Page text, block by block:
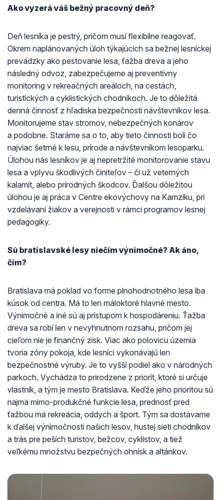
Ako vyzerá váš bežný pracovný deň?
Deň lesníka je pestrý, pričom musí flexibilne reagovať.
Okrem naplánovaných úloh týkajúcich sa bežnej lesníckej
prevádzky ako pestovanie lesa, ťažba dreva a jeho
následný odvoz, zabezpečujeme aj preventívny
monitoring v rekreačných areáloch, na cestách,
turistických a cyklistických chodníkoch. Je to dôležitá
denná činnosť z hľadiska bezpečnosti návštevníkov lesa.
Monitorujeme stav stromov, nebezpečných konárov
a podobne. Staráme sa o to, aby tieto činnosti boli čo
najviac šetrné k lesu, prírode a návštevníkom lesoparku.
Úlohou nás lesníkov je aj nepretržité monitorovanie stavu
lesa a vplyvu škodlivých činiteľov – či už veterných
kalamít, alebo prírodných škodcov. Ďalšou dôležitou
úlohou je aj práca v Centre ekovýchovy na Kamzíku, pri
vzdelávaní žiakov a verejnosti v rámci programov lesnej
pedagogiky.
Sú bratislavské lesy niečím výnimočné? Ak áno,
čím?
Bratislava má poklad vo forme plnohodnotného lesa iba
kúsok od centra. Má to len máloktoré hlavné mesto.
Výnimočné a iné sú aj prístupom k hospodáreniu. Ťažba
dreva sa robí len v nevyhnutnom rozsahu, pričom jej
cieľom nie je finančný zisk. Viac ako polovicu územia
tvoria zóny pokoja, kde lesníci vykonávajú len
bezpečnostné výruby. Je to vyšší podiel ako v národných
parkoch. Vychádza to prirodzene z priorít, ktoré si určuje
vlastník, a tým je mesto Bratislava. Keďže jeho prioritou sú
najmä mimo-produkčné funkcie lesa, prednosť pred
ťažbou má rekreácia, oddych a šport. Tým sa dostávame
k ďalšej výnimočnosti našich lesov, hustej sieti chodníkov
a trás pre peších turistov, bežcov, cyklistov, a tiež
veľkému množstvu bezpečných ohnísk a altánkov.